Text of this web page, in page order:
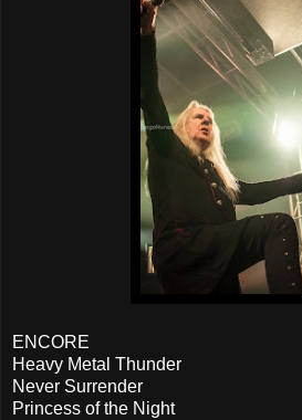
ENCORE
Heavy Metal Thunder
Never Surrender
Princess of the Night